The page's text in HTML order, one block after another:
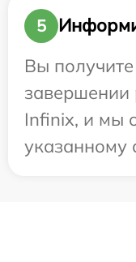
5
Вы
завершении
Infinix, и мы
указанному